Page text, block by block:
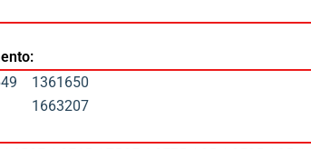
1361650
1663207